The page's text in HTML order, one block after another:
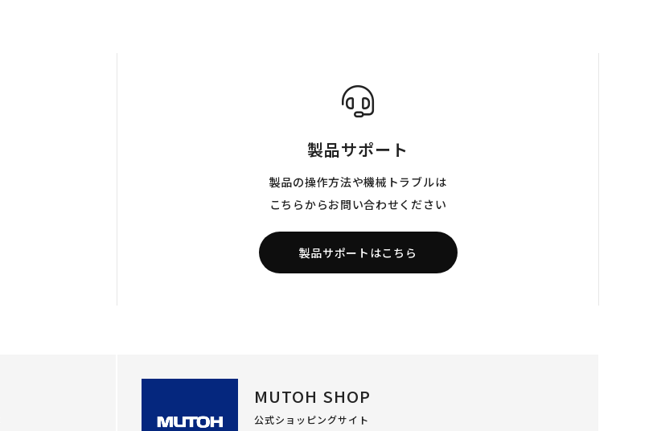
製品サポート
製品の操作方法や機械トラブルは
こちらからお問い合わせください
製品サポートはこちら
MUTOH SHOP
公式ショッピングサイト